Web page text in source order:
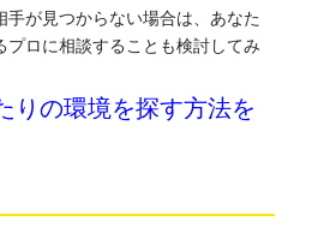
手が見つからない場合は、あなた
プロに相談することも検討してみ
りの環境を探す方法を